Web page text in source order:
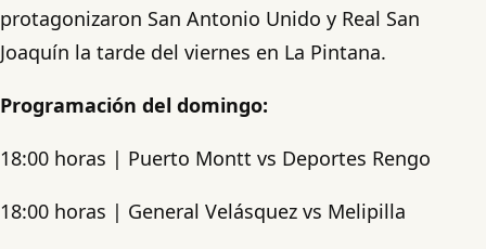
protagonizaron San Antonio Unido y Real San
Joaquín la tarde del viernes en La Pintana.
Programación del domingo:
18:00 horas | Puerto Montt vs Deportes Rengo
18:00 horas | General Velásquez vs Melipilla